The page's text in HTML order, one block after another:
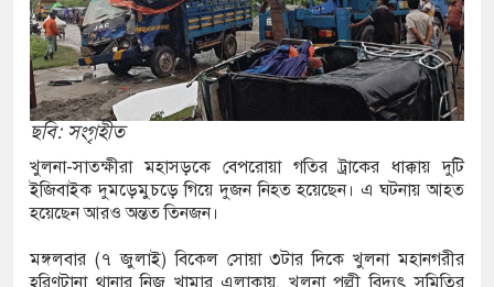
সংঘর্ষে দুই ইসরায়েলি রিজার্ভ সেনা নিহত, সীমান্তে
ছয় বছরের শিশুকে ধর্ষণের অভিযোগে
ট্রাকে অভিনব কৌশলে লুকানো সোয়া কোটি
জব্দ
ছবি: সংগৃহীত
খুলনা-সাতক্ষীরা মহাসড়কে বেপরোয়া গতির ট্রাকের ধাক্কায় দুটি
ইজিবাইক দুমড়েমুচড়ে ‍গিয়ে দুজন নিহত হয়েছেন। এ ঘটনায় আহত
হয়েছেন আরও অন্তত তিনজন।
মঙ্গলবার (৭ জুলাই) বিকেল সোয়া ৩টার দিকে খুলনা মহানগরীর